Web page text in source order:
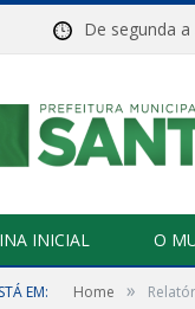
De segunda
INICIAL O
EM: Home »